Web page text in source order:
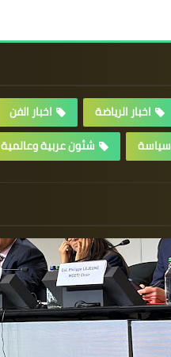
اخبار الرياضة اخبار الفن
سياسة شئون عربية وعالمية